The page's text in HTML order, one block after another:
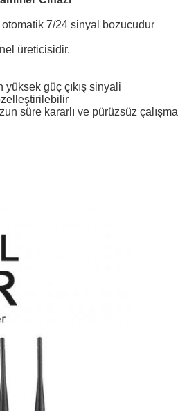
7/24 sinyal bozucudur
üreticisidir.
güç çıkış sinyali
süre kararlı ve pürüzsüz çalışma